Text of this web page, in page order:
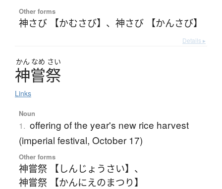
Other forms
神さび 【かむさび】 、 神さび 【かんさび】
Details ▸
かん なめ さい
神嘗祭
Links
Noun
1. offering of the year's new rice harvest
(imperial festival, October 17)
Other forms
神嘗祭 【しんじょうさい】 、
神嘗祭 【かんにえのまつり】